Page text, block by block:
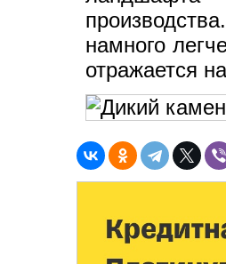
намного
отражается